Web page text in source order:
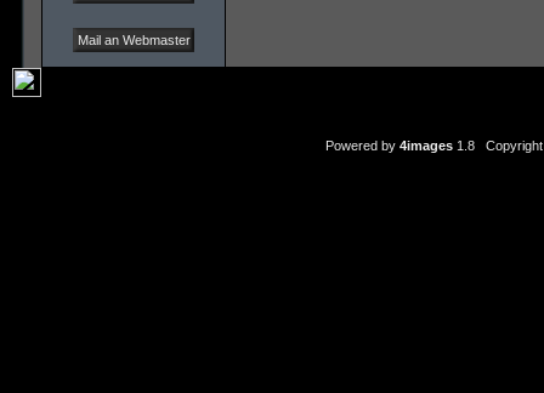
Mail an Webmaster
Powered by 4images1.8 Copyright